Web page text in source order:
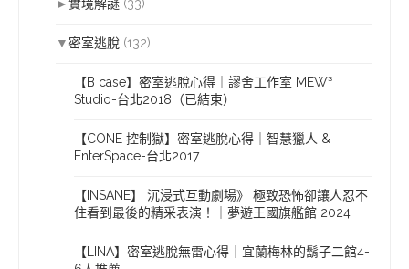
►實境解謎 (33)
▼密室逃脫 (132)
【B case】密室逃脫心得｜謬舍工作室 MEW³
Studio-台北2018（已結束）
【CONE 控制獄】密室逃脫心得｜智慧獵人 &
EnterSpace-台北2017
【INSANE】 沉浸式互動劇場》 極致恐怖卻讓人忍不
住看到最後的精采表演！｜夢遊王國旗艦館 2024
【LINA】密室逃脫無雷心得｜宜蘭梅林的鬍子二館4-